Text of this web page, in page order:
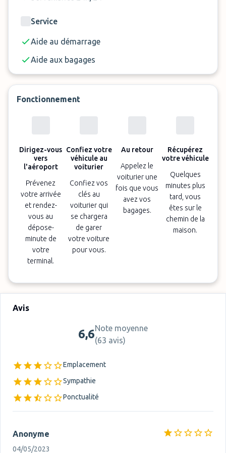
quelques prestations additionnelles comme un
nettoyage intérieur et/ou extérieur de votre
également bénéficier d’un espace de
Service
Aide au démarrage
Aide aux bagages
Fonctionnement
Dirigez-vous
vers
l'aéroport
Prévenez
votre arrivée
et rendez-
vous au
dépose-
minute de
votre
terminal.
Confiez votre
véhicule au
voiturier
Confiez vos
clés au
voiturier qui
se chargera
de garer
votre voiture
pour vous.
Au retour
Appelez le
voiturier une
fois que vous
avez vos
bagages.
Récupérez
votre véhicule
Quelques
minutes plus
tard, vous
êtes sur le
chemin de la
maison.
Avis
6,6Note moyenne
(63 avis)
Emplacement
Sympathie
Ponctualité
Anonyme
04/05/2023